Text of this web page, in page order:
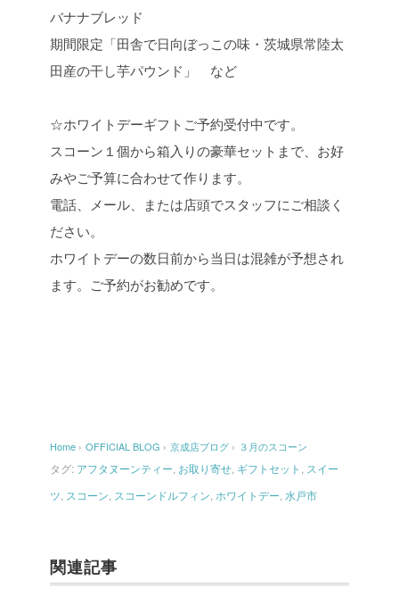
バナナブレッド
期間限定「田舎で日向ぼっこの味・茨城県常陸太
田産の干し芋パウンド」 など
☆ホワイトデーギフトご予約受付中です。
スコーン１個から箱入りの豪華セットまで、お好
みやご予算に合わせて作ります。
電話、メール、または店頭でスタッフにご相談く
ださい。
ホワイトデーの数日前から当日は混雑が予想され
ます。ご予約がお勧めです。
Home › OFFICIAL BLOG › 京成店ブログ › ３月のスコーン
タグ: アフタヌーンティー お取り寄せ ギフトセット
スイー
ツ スコーン スコーンドルフィン ホワイトデー 水戸市
関連記事